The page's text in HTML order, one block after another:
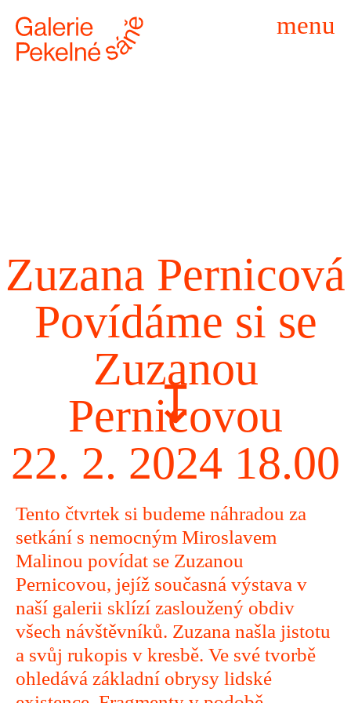
menu
Zuzana Pernicová
Povídáme si se
Zuzanou
Pernicovou
22. 2. 2024 18.00
↧
Tento čtvrtek si budeme náhradou za
setkání s nemocným Miroslavem
Malinou povídat se Zuzanou
Pernicovou, jejíž současná výstava v
naší galerii sklízí zasloužený obdiv
všech návštěvníků. Zuzana našla jistotu
a svůj rukopis v kresbě. Ve své tvorbě
ohledává základní obrysy lidské